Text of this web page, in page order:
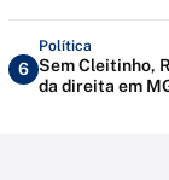
6
Política
Sem Cleitinho,
da direita em